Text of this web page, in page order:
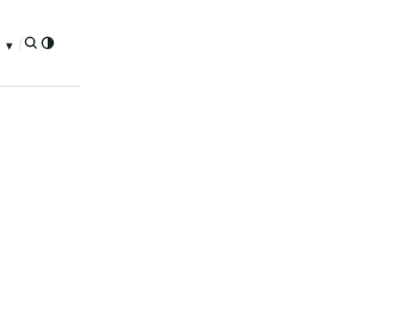
grâce à nos
/